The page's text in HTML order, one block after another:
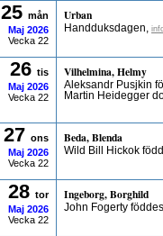
25 mån
Maj 2026
Vecka 22
Urban
Handduksdagen,
26 tis
Maj 2026
Vecka 22
Vilhelmina, Helmy
Aleksandr Pusjkin
Martin Heidegger
27 ons
Maj 2026
Vecka 22
Beda, Blenda
Wild Bill Hickok
28 tor
Maj 2026
Vecka 22
Ingeborg, Borghild
John Fogerty